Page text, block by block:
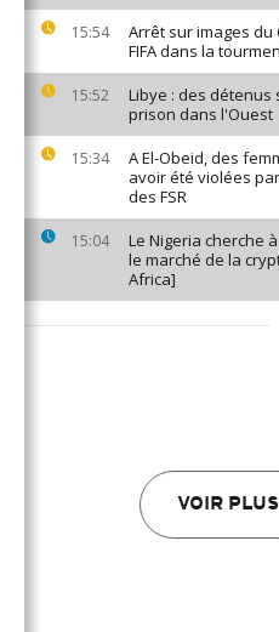
15:54
Arrêt sur images du
FIFA dans la
15:52
Libye : des
prison dans l'Ouest
15:34
A El-Obeid, des
avoir été violées
des FSR
15:04
Le Nigeria cherche
le marché de la
Africa]
VOIR PLUS